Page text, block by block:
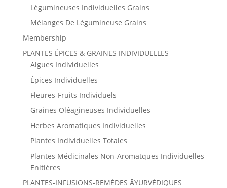
Légumineuses Individuelles Grains
Mélanges De Légumineuse Grains
Membership
PLANTES ÉPICES & GRAINES INDIVIDUELLES
Algues Individuelles
Épices Individuelles
Fleures-Fruits Individuels
Graines Oléagineuses Individuelles
Herbes Aromatiques Individuelles
Plantes Individuelles Totales
Plantes Médicinales Non-Aromatques Individuelles
Enitières
PLANTES-INFUSIONS-REMÈDES ĀYURVÉDIQUES